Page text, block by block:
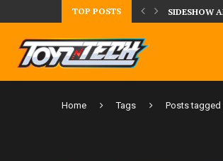
TOP POSTS DAL MONDO
Home Tags Posts tagged